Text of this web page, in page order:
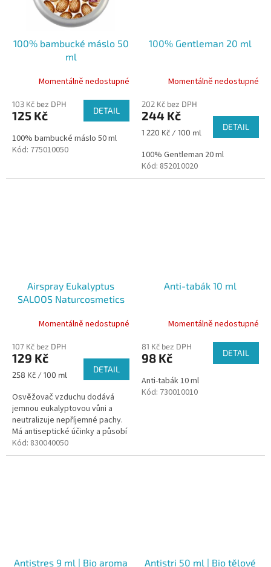
100% bambucké máslo 50
ml
Momentálně nedostupné
103 Kč bez DPH
125 Kč DETAIL
100% bambucké máslo 50 ml
Kód: 775010050
100% Gentleman 20 ml
Momentálně nedostupné
202 Kč bez DPH
244 Kč
Měrná
1 220 Kč / 100 ml
DETAIL
100% Gentleman 20 ml
Kód: 852010020
Airspray Eukalyptus
SALOOS Naturcosmetics
Momentálně nedostupné
107 Kč bez DPH
129 Kč
Měrná
258 Kč / 100 ml
DETAIL
Osvěžovač vzduchu dodává
jemnou eukalyptovou vůni a
neutralizuje nepříjemné pachy.
Má antiseptické účinky a působí
příznivě na dýchací cesty.
Kód: 830040050
Anti-tabák 10 ml
Momentálně nedostupné
81 Kč bez DPH
98 Kč DETAIL
Anti-tabák 10 ml
Kód: 730010010
Antistres 9 ml | Bio aroma Antistri 50 ml | Bio tělové